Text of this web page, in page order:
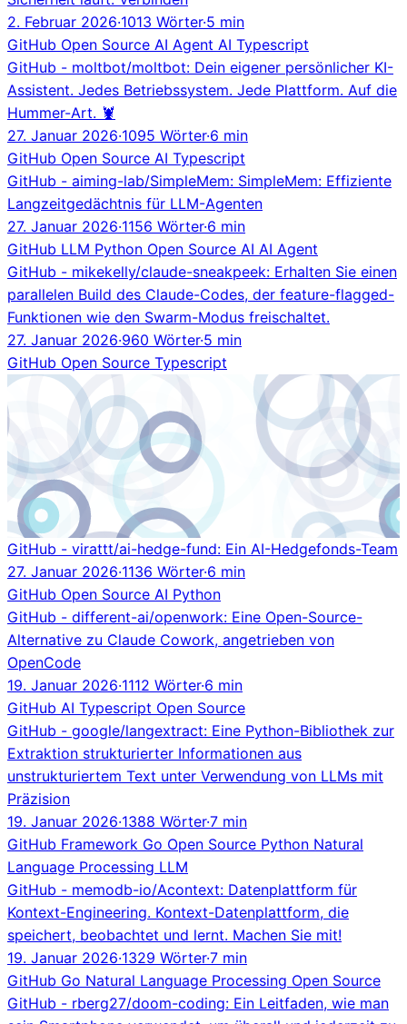
2. Februar 2026·1013 Wörter·5 min
GitHub Open Source AI Agent AI Typescript
GitHub - moltbot/moltbot: Dein eigener persönlicher KI-
Assistent. Jedes Betriebssystem. Jede Plattform. Auf die
Hummer-Art. 🦞
27. Januar 2026·1095 Wörter·6 min
GitHub Open Source AI Typescript
GitHub - aiming-lab/SimpleMem: SimpleMem: Effiziente
Langzeitgedächtnis für LLM-Agenten
27. Januar 2026·1156 Wörter·6 min
GitHub LLM Python Open Source AI AI Agent
GitHub - mikekelly/claude-sneakpeek: Erhalten Sie einen
parallelen Build des Claude-Codes, der feature-flagged-
Funktionen wie den Swarm-Modus freischaltet.
27. Januar 2026·960 Wörter·5 min
GitHub Open Source Typescript
GitHub - virattt/ai-hedge-fund: Ein AI-Hedgefonds-Team
27. Januar 2026·1136 Wörter·6 min
GitHub Open Source AI Python
GitHub - different-ai/openwork: Eine Open-Source-
Alternative zu Claude Cowork, angetrieben von
OpenCode
19. Januar 2026·1112 Wörter·6 min
GitHub AI Typescript Open Source
GitHub - google/langextract: Eine Python-Bibliothek zur
Extraktion strukturierter Informationen aus
unstrukturiertem Text unter Verwendung von LLMs mit
Präzision
19. Januar 2026·1388 Wörter·7 min
GitHub Framework Go Open Source Python Natural
Language Processing LLM
GitHub - memodb-io/Acontext: Datenplattform für
Kontext-Engineering. Kontext-Datenplattform, die
speichert, beobachtet und lernt. Machen Sie mit!
19. Januar 2026·1329 Wörter·7 min
GitHub Go Natural Language Processing Open Source
GitHub - rberg27/doom-coding: Ein Leitfaden, wie man